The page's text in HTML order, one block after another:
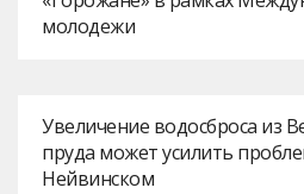
молодежи
Увеличение водосброса из
пруда может усилить
Нейвинском